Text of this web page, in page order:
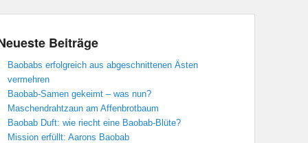
Beiträge
Baobabs erfolgreich aus abgeschnittenen Ästen
vermehren
Baobab-Samen gekeimt – was nun?
Maschendrahtzaun am Affenbrotbaum
Baobab Duft: wie riecht eine Baobab-Blüte?
Mission erfüllt: Aarons Baobab